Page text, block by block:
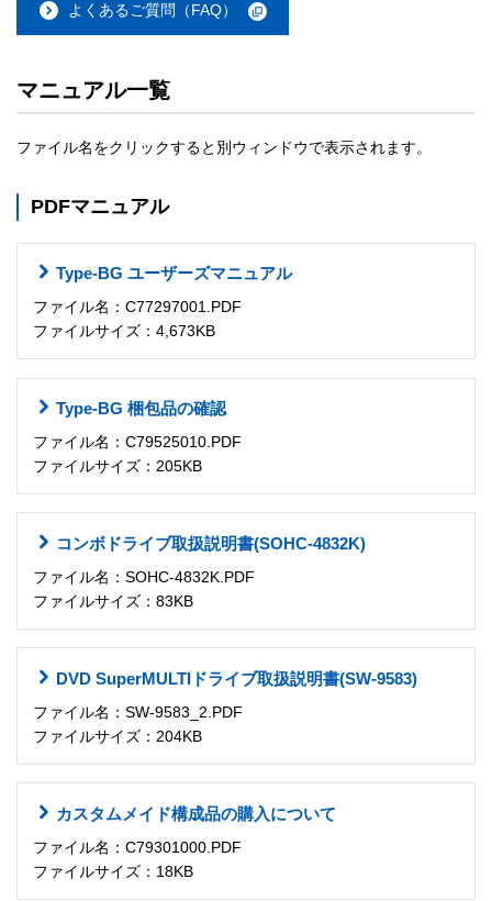
よくあるご質問（FAQ）
マニュアル一覧
ファイル名をクリックすると別ウィンドウで表示されます。
PDFマニュアル
Type-BG ユーザーズマニュアル
ファイル名：C77297001.PDF
ファイルサイズ：4,673KB
Type-BG 梱包品の確認
ファイル名：C79525010.PDF
ファイルサイズ：205KB
コンボドライブ取扱説明書(SOHC-4832K)
ファイル名：SOHC-4832K.PDF
ファイルサイズ：83KB
DVD SuperMULTIドライブ取扱説明書(SW-9583)
ファイル名：SW-9583_2.PDF
ファイルサイズ：204KB
カスタムメイド構成品の購入について
ファイル名：C79301000.PDF
ファイルサイズ：18KB